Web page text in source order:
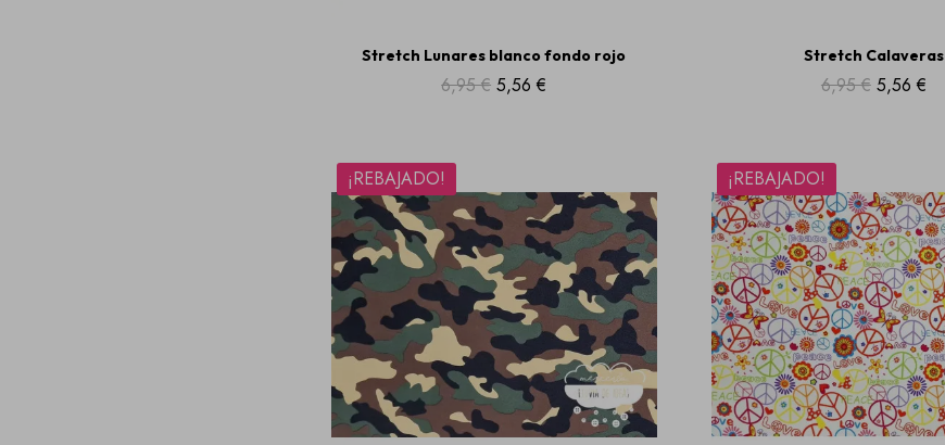
Stretch Lunares blanco fondo rojo
6,95 € 5,56 €
Stretch Calaveras
6,95 € 5,56 €
¡REBAJADO! ¡REBAJADO!